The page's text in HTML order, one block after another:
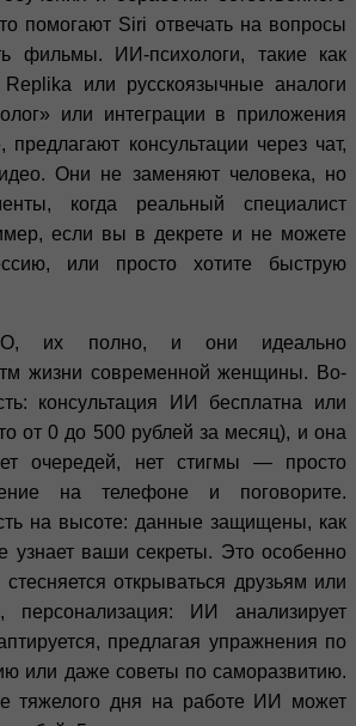
помогают Siri отвечать на вопросы
фильмы. ИИ-психологи, такие как
или русскоязычные аналоги
или интеграции в приложения
консультации через чат,
Они не заменяют человека, но
когда реальный специалист
если вы в декрете и не можете
или просто хотите быструю
О, их полно, и они идеально
жизни современной женщины. Во-
консультация ИИ бесплатна или
от 0 до 500 рублей за месяц), и она
очередей, нет стигмы — просто
на телефоне и поговорите.
на высоте: данные защищены, как
узнает ваши секреты. Это особенно
открываться друзьям или
персонализация: ИИ анализирует
предлагая упражнения по
или даже советы по саморазвитию.
тяжелого дня на работе ИИ может